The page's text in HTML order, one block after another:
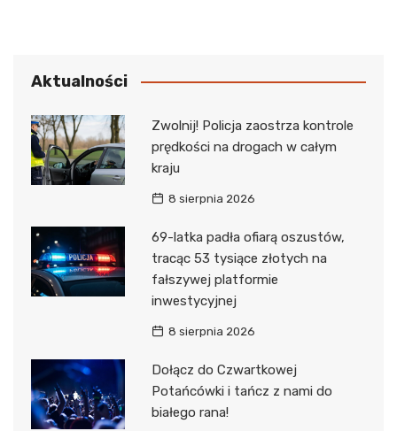
Aktualności
Zwolnij! Policja zaostrza kontrole
prędkości na drogach w całym
kraju
8 sierpnia 2026
69-latka padła ofiarą oszustów,
tracąc 53 tysiące złotych na
fałszywej platformie
inwestycyjnej
8 sierpnia 2026
Dołącz do Czwartkowej
Potańcówki i tańcz z nami do
białego rana!